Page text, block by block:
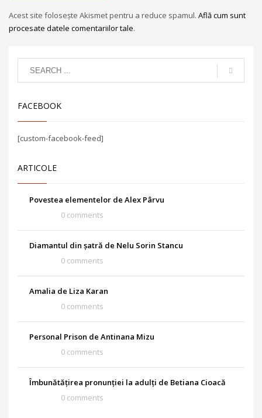
Acest site folosește Akismet pentru a reduce spamul. Află cum sunt
procesate datele comentariilor tale.
FACEBOOK
[custom-facebook-feed]
ARTICOLE
Povestea elementelor de Alex Pârvu
0 comments
Diamantul din șatră de Nelu Sorin Stancu
0 comments
Amalia de Liza Karan
0 comments
Personal Prison de Antinana Mizu
0 comments
Îmbunătățirea pronunției la adulți de Betiana Cioacă
0 comments